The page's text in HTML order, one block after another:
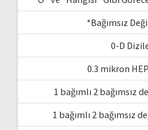
*Bağımsız
0-D
0.3 mikron
1 bağımlı 2 bağımsız
1 bağımlı 2 bağımsız